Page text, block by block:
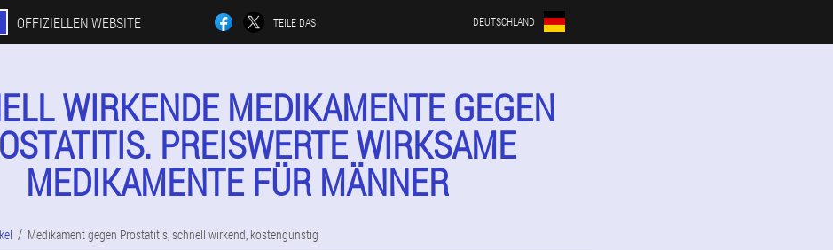
OFFIZIELLEN WEBSITE TEILE DAS DEUTSCHLAND
WIRKENDE MEDIKAMENTE GEGEN
PREISWERTE WIRKSAME
MEDIKAMENTE FÜR MÄNNER
Medikament gegen Prostatitis, schnell wirkend, kostengünstig